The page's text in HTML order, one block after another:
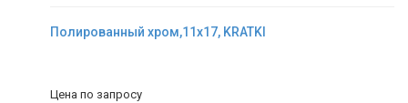
Полированный хром,11x17, KRATKI
Цена по запросу